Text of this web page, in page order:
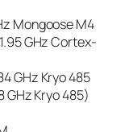
Mongoose M4
GHz Cortex-
GHz Kryo 485
GHz Kryo 485)